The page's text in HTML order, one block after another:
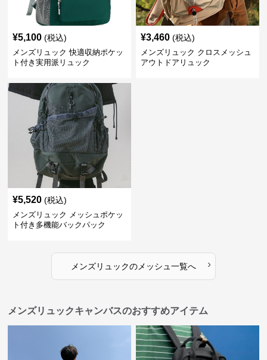
¥5,100 (税込)
メンズリュック 快適収納ポケッ
ト付き実用派リュック
¥3,460 (税込)
メンズリュック クロスメッシュ
アウトドアリュック
¥5,520 (税込)
メンズリュック メッシュポケッ
ト付き多機能バックパック
メンズリュックのメッシュ 一覧へ ›
メンズリュックキャンバスのおすすめアイテム